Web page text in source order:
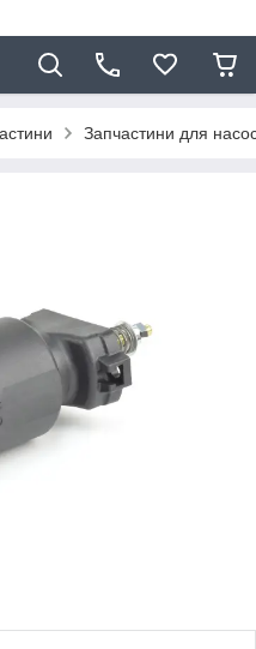
Запчастини для